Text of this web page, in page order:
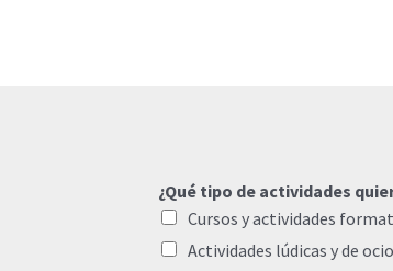
¿Qué tipo de actividades
Cursos y actividades
Actividades lúdicas y de ocio